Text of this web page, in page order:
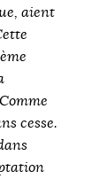
aient
cesse.